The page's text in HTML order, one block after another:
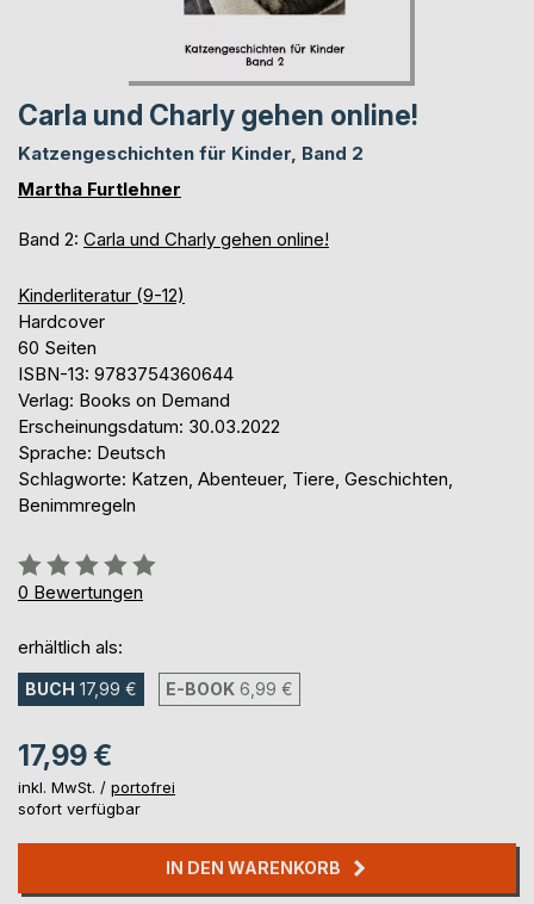
Carla und Charly gehen online!
Katzengeschichten für Kinder, Band 2
Martha Furtlehner
Band 2: Carla und Charly gehen online!
Kinderliteratur (9-12)
Hardcover
60 Seiten
ISBN-13: 9783754360644
Verlag: Books on Demand
Erscheinungsdatum: 30.03.2022
Sprache: Deutsch
Schlagworte: Katzen, Abenteuer, Tiere, Geschichten,
Benimmregeln
Bewertung::
0%
0 Bewertungen
erhältlich als:
BUCH 17,99 € E-BOOK 6,99 €
17,99 €
inkl. MwSt. / portofrei
sofort verfügbar
IN DEN WARENKORB